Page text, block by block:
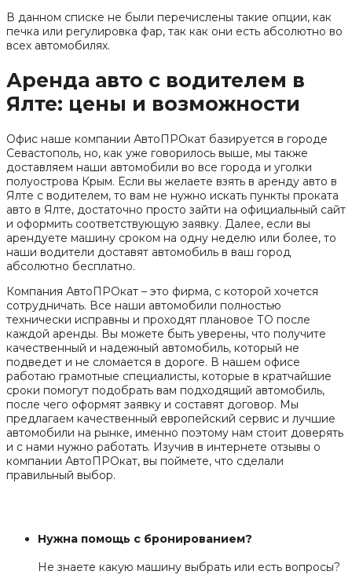
В данном списке не были перечислены такие опции, как
печка или регулировка фар, так как они есть абсолютно во
всех автомобилях.
Аренда авто с водителем в
Ялте: цены и возможности
Офис наше компании АвтоПРОкат базируется в городе
Севастополь, но, как уже говорилось выше, мы также
доставляем наши автомобили во все города и уголки
полуострова Крым. Если вы желаете взять в аренду авто в
Ялте с водителем, то вам не нужно искать пункты проката
авто в Ялте, достаточно просто зайти на официальный сайт
и оформить соответствующую заявку. Далее, если вы
арендуете машину сроком на одну неделю или более, то
наши водители доставят автомобиль в ваш город
абсолютно бесплатно.
Компания АвтоПРОкат – это фирма, с которой хочется
сотрудничать. Все наши автомобили полностью
технически исправны и проходят плановое ТО после
каждой аренды. Вы можете быть уверены, что получите
качественный и надежный автомобиль, который не
подведет и не сломается в дороге. В нашем офисе
работаю грамотные специалисты, которые в кратчайшие
сроки помогут подобрать вам подходящий автомобиль,
после чего оформят заявку и составят договор. Мы
предлагаем качественный европейский сервис и лучшие
автомобили на рынке, именно поэтому нам стоит доверять
и с нами нужно работать. Изучив в интернете отзывы о
компании АвтоПРОкат, вы поймете, что сделали
правильный выбор.
Нужна помощь с бронированием?
Не знаете какую машину выбрать или есть вопросы?